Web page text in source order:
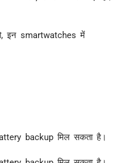
इन smartwatches में
backup मिल सकता है।